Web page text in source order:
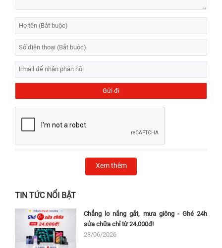
Xem thêm
TIN TỨC NỔI BẬT
Chẳng lo nắng gắt, mưa giông - Ghé 24h
sửa chữa chỉ từ 24.000đ!
28/06/2026